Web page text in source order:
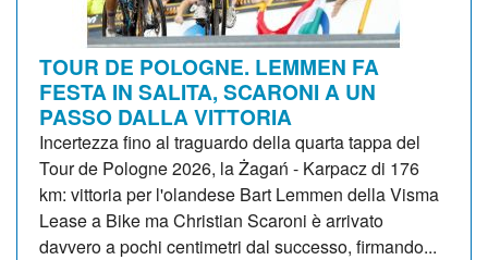
TOUR DE POLOGNE. LEMMEN FA
FESTA IN SALITA, SCARONI A UN
PASSO DALLA VITTORIA
Incertezza fino al traguardo della quarta tappa del
Tour de Pologne 2026, la Żagań - Karpacz di 176
km: vittoria per l'olandese Bart Lemmen della Visma
Lease a Bike ma Christian Scaroni è arrivato
davvero a pochi centimetri dal successo, firmando...